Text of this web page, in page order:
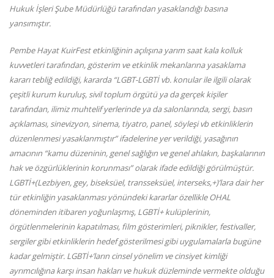
Hukuk İşleri Şube Müdürlüğü tarafından yasaklandığı basına
yansımıştır.
Pembe Hayat KuirFest etkinliğinin açılışına yarım saat kala kolluk
kuvvetleri tarafından, gösterim ve etkinlik mekanlarına yasaklama
kararı tebliğ edildiği, kararda “LGBT-LGBTİ vb. konular ile ilgili olarak
çeşitli kurum kuruluş, sivil toplum örgütü ya da gerçek kişiler
tarafından, ilimiz muhtelif yerlerinde ya da salonlarında, sergi, basın
açıklaması, sinevizyon, sinema, tiyatro, panel, söyleşi vb etkinliklerin
düzenlenmesi yasaklanmıştır” ifadelerine yer verildiği, yasağının
amacının “kamu düzeninin, genel sağlığın ve genel ahlakın, başkalarının
hak ve özgürlüklerinin korunması” olarak ifade edildiği görülmüştür.
LGBTİ+(Lezbiyen, gey, biseksüel, transseksüel, interseks,+)’lara dair her
tür etkinliğin yasaklanması yönündeki kararlar özellikle OHAL
döneminden itibaren yoğunlaşmış, LGBTİ+ kulüplerinin,
örgütlenmelerinin kapatılması, film gösterimleri, piknikler, festivaller,
sergiler gibi etkinliklerin hedef gösterilmesi gibi uygulamalarla bugüne
kadar gelmiştir. LGBTİ+’ların cinsel yönelim ve cinsiyet kimliği
ayrımcılığına karşı insan hakları ve hukuk düzleminde vermekte olduğu